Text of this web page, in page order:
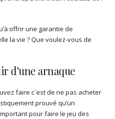
offrir une garantie de
la vie ? Que voulez-vous de
d’une arnaque
faire c´est de ne pas acheter
prouvé qu’un
pour faire le jeu des